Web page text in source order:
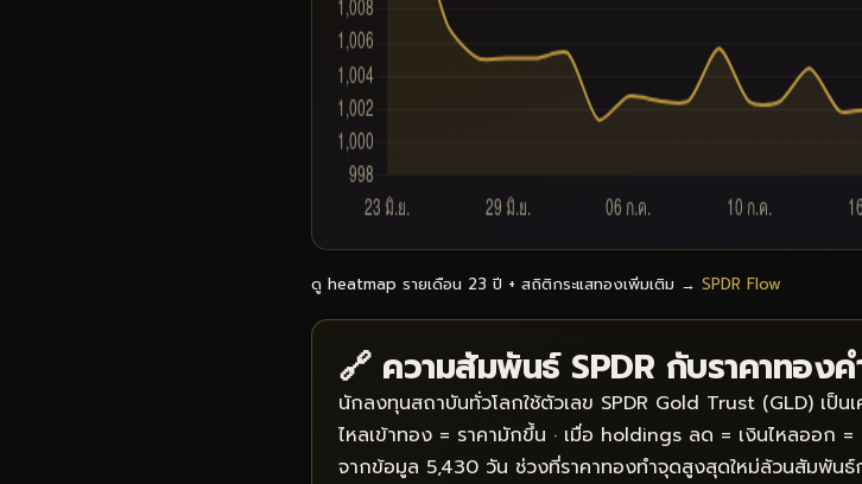
ดู heatmap รายเดือน 23 ปี + สถิติกระแสทองเพิ่มเติม → SPDR Flow
🔗 ความสัมพันธ์ SPDR กับราคาทองค
นักลงทุนสถาบันทั่วโลกใช้ตัวเลข SPDR Gold Trust (GLD) เป็
ไหลเข้าทอง = ราคามักขึ้น · เมื่อ holdings ลด = เงินไหลออก =
จากข้อมูล 5,430 วัน ช่วงที่ราคาทองทำจุดสูงสุดใหม่ล้วนสัมพัน